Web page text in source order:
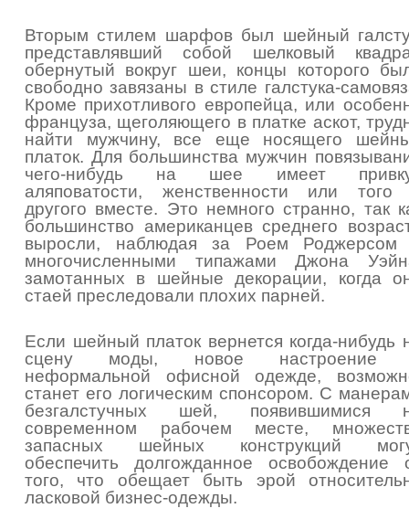
Вторым стилем шарфов был шейный
представлявший собой шелковый
обернутый вокруг шеи, концы которого
свободно завязаны в стиле галстука-
Кроме прихотливого европейца, или
француза, щеголяющего в платке аскот,
найти мужчину, все еще носящего
платок. Для большинства мужчин
чего-нибудь на шее имеет
аляповатости, женственности или
другого вместе. Это немного странно, так
большинство американцев среднего
выросли, наблюдая за Роем Роджерсом
многочисленными типажами Джона
замотанных в шейные декорации, когда
стаей преследовали плохих парней.
Если шейный платок вернется когда-нибудь
сцену моды, новое настроение
неформальной офисной одежде,
станет его логическим спонсором. С
безгалстучных шей, появившимися
современном рабочем месте,
запасных шейных конструкций
обеспечить долгожданное освобождение
того, что обещает быть эрой
ласковой бизнес-одежды.